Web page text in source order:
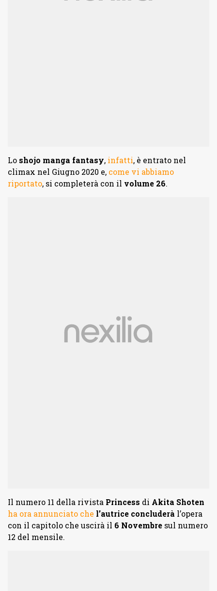
Lo shojo manga fantasy, infatti, è entrato nel
climax nel Giugno 2020 e, come vi abbiamo
riportato, si completerà con il volume 26.
Il numero 11 della rivista Princess di Akita Shoten
ha ora annunciato che l’autrice concluderà l’opera
con il capitolo che uscirà il 6 Novembre sul numero
12 del mensile.